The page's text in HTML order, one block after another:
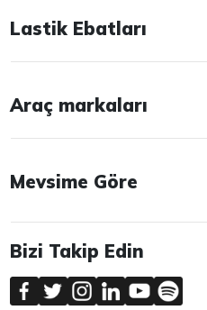
Lastik Ebatları
Araç markaları
Mevsime Göre
Bizi Takip Edin